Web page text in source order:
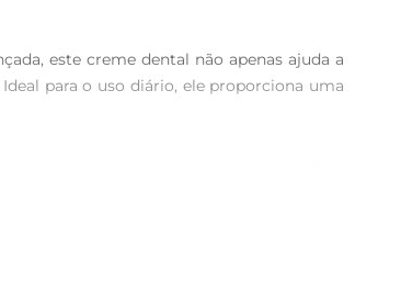
este creme dental não apenas ajuda a
para o uso diário, ele proporciona uma
por mais tempo. A aplicação regular deste